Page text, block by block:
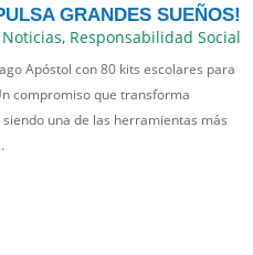
GRANDES SUEÑOS!
Noticias, Responsabilidad Social
Apóstol con 80 kits escolares para
compromiso que transforma
una de las herramientas más